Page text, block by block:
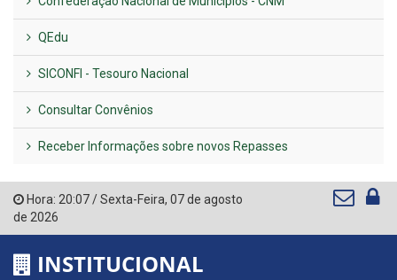
QEdu
SICONFI - Tesouro Nacional
Consultar Convênios
Receber Informações sobre novos Repasses
Hora: 20:07/Sexta-Feira, 07 de agosto
de 2026
INSTITUCIONAL